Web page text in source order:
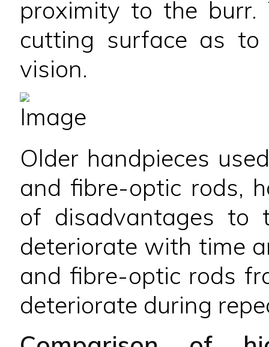
proximity to the
cutting surface as
vision.
Older handpieces
and fibre-optic rods,
of disadvantages to
deteriorate with time
and fibre-optic rods
deteriorate during